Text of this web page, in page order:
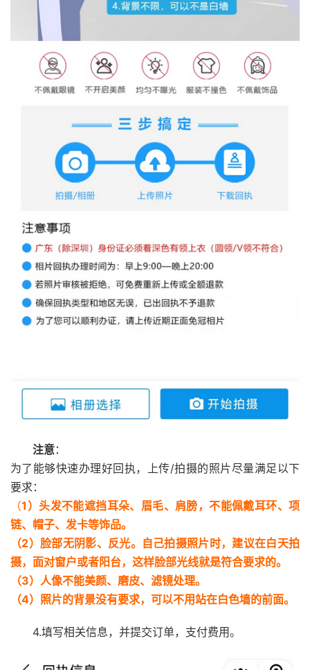
注意：
为了能够快速办理好回执，上传/拍摄的照片尽量满足以下
要求：
（1）头发不能遮挡耳朵、眉毛、肩膀，不能佩戴耳环、项
链、帽子、发卡等饰品。
（2）脸部无阴影、反光。自己拍摄照片时，建议在白天拍
摄，面对窗户或者阳台，这样脸部光线就是符合要求的。
（3）人像不能美颜、磨皮、滤镜处理。
（4）照片的背景没有要求，可以不用站在白色墙的前面。
4.填写相关信息，并提交订单，支付费用。